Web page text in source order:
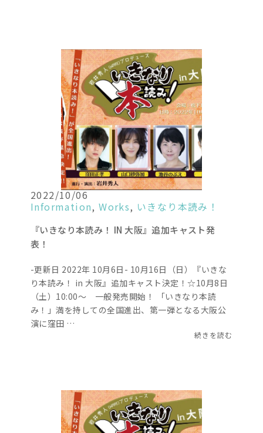
2022/10/06
Information,Works, いきなり本読み！
『いきなり本読み！ IN 大阪』追加キャスト発
表！
-更新日 2022年 10月6日- 10月16日（日）『いきな
り本読み！ in 大阪』追加キャスト決定！☆10月8日
（土）10:00～ 一般発売開始！ 「いきなり本読
み！」満を持しての全国進出、第⼀弾となる⼤阪公
演に窪田 …
続きを読む